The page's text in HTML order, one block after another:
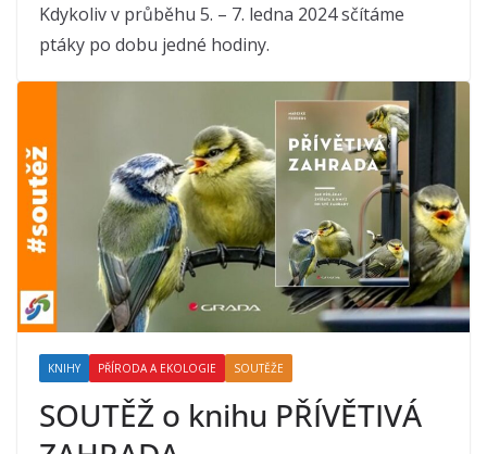
Kdykoliv v průběhu 5. – 7. ledna 2024 sčítáme
ptáky po dobu jedné hodiny.
KNIHY PŘÍRODA A EKOLOGIE SOUTĚŽE
SOUTĚŽ o knihu PŘÍVĚTIVÁ